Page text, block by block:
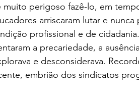
perigoso fazê-lo, em
arriscaram lutar e nunca
profissional e de
a precariedade, a
e desconsiderava.
embrião dos sindicatos